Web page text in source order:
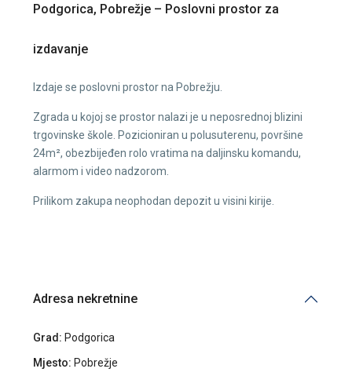
Podgorica, Pobrežje – Poslovni prostor za
izdavanje
Izdaje se poslovni prostor na Pobrežju.
Zgrada u kojoj se prostor nalazi je u neposrednoj blizini
trgovinske škole. Pozicioniran u polusuterenu, površine
24m², obezbijeđen rolo vratima na daljinsku komandu,
alarmom i video nadzorom.
Prilikom zakupa neophodan depozit u visini kirije.
Adresa nekretnine
Grad: Podgorica
Mjesto: Pobrežje